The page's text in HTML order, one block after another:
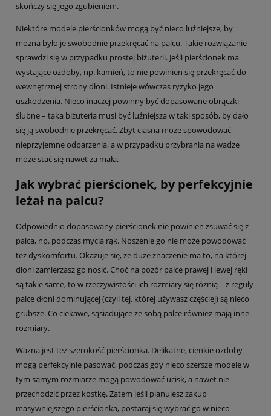
skończy się jego zgubieniem.
Niektóre modele pierścionków mogą być nieco luźniejsze, by
można było je swobodnie przekręcać na palcu. Takie rozwiązanie
sprawdzi się w przypadku prostej biżuterii. Jeśli pierścionek ma
wystające ozdoby, np. kamień, to nie powinien się przekręcać do
wewnętrznej strony dłoni. Istnieje wówczas ryzyko jego
uszkodzenia. Nieco inaczej powinny być dopasowane obrączki
ślubne – taka biżuteria musi być luźniejsza w taki sposób, by dało
się ją swobodnie przekręcać. Zbyt ciasna może spowodować
nieprzyjemne odparzenia, a w przypadku przybrania na wadze
może stać się nawet za mała.
Jak wybrać pierścionek, by perfekcyjnie
leżał na palcu?
Odpowiednio dopasowany pierścionek nie powinien zsuwać się z
palca, np. podczas mycia rąk. Noszenie go nie może powodować
też dyskomfortu. Okazuje się, że duże znaczenie ma to, na której
dłoni zamierzasz go nosić. Choć na pozór palce prawej i lewej ręki
są takie same, to w rzeczywistości ich rozmiary się różnią – z reguły
palce dłoni dominującej (czyli tej, której używasz częściej) są nieco
grubsze. Co ciekawe, sąsiadujące ze sobą palce również mają inne
rozmiary.
Ważna jest też szerokość pierścionka. Delikatne, cienkie ozdoby
mogą perfekcyjnie pasować, podczas gdy nieco szersze modele w
tym samym rozmiarze mogą powodować ucisk, a nawet nie
przechodzić przez kostkę. Zatem jeśli planujesz zakup
masywniejszego pierścionka, postaraj się wybrać go w nieco